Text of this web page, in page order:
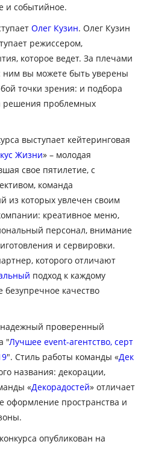
и событийное.
Олег Кузин. Олег Кузин
режиссером,
которое ведет. За плечами
ним вы можете быть уверены
точки зрения: и подбора
решения проблемных
выступает кейтеринговая
Жизни» – молодая
свое пятилетие, с
команда
из которых увлечен своим
креативное меню,
персонал, внимание
и сервировки.
которого отличают
подход к каждому
безупречное качество
проверенный
"Лучшее event-агентство, серт
". Стиль работы команды «Дек
названия: декорации,
«Декорадостей» отличает
оформление пространства и
опубликован на